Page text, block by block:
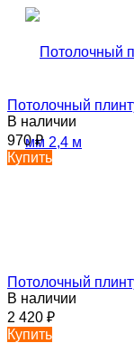
Потолочный
В наличии
970₽
Купить
Потолочный
В наличии
2 420 ₽
Купить